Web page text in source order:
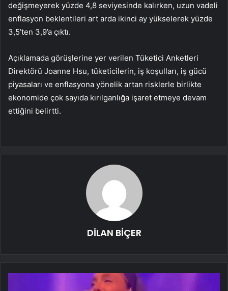
değişmeyerek yüzde 4,8 seviyesinde kalırken, uzun vadeli
enflasyon beklentileri art arda ikinci ay yükselerek yüzde
3,5’ten 3,9’a çıktı.
Açıklamada görüşlerine yer verilen Tüketici Anketleri
Direktörü Joanne Hsu, tüketicilerin, iş koşulları, iş gücü
piyasaları ve enflasyona yönelik artan risklerle birlikte
ekonomide çok sayıda kırılganlığa işaret etmeye devam
ettiğini belirtti.
DİLAN BİÇER